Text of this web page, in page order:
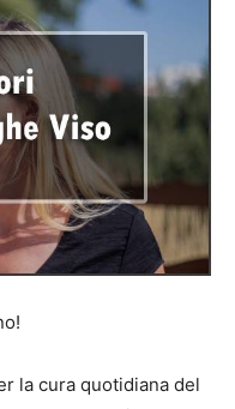
la cura quotidiana del